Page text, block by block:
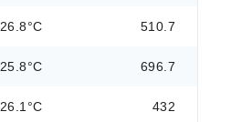
26.8°C 510.7
25.8°C 696.7
26.1°C 432